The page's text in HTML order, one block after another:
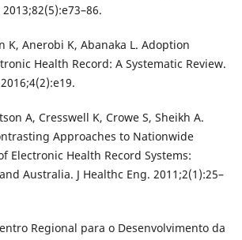
K, Anerobi K, Abanaka L. Adoption
Health Record: A Systematic Review.
A, Cresswell K, Crowe S, Sheikh A.
Approaches to Nationwide
Electronic Health Record Systems:
Australia. J Healthc Eng. 2011;2(1):25–
Regional para o Desenvolvimento da